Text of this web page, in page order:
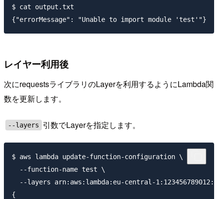
$ cat output.txt
レイヤー利用後
次にrequestsライブラリのLayerを利用するようにLambda関
数を更新します。
--layers 引数でLayerを指定します。
$ aws lambda update-function-configuration \
  --function-name test \
--layers arn:aws:lambda:eu-central-
{